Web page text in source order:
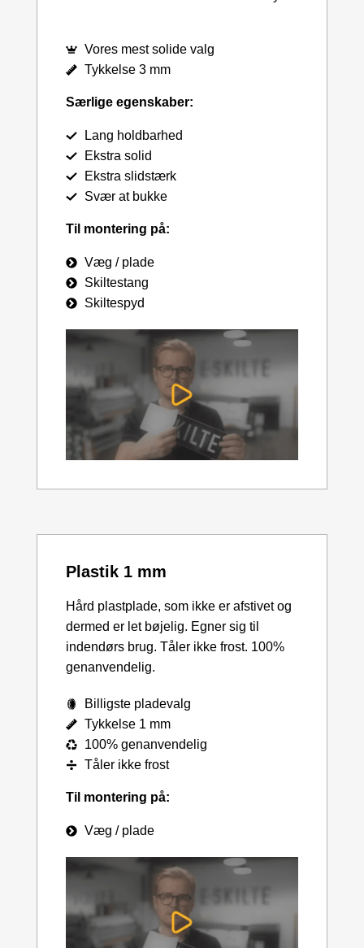
Vores mest solide valg
Tykkelse 3 mm
Særlige egenskaber:
Lang holdbarhed
Ekstra solid
Ekstra slidstærk
Svær at bukke
Til montering på:
Væg / plade
Skiltestang
Skiltespyd
Plastik 1 mm
Hård plastplade, som ikke er afstivet og
dermed er let bøjelig. Egner sig til
indendørs brug. Tåler ikke frost. 100%
genanvendelig.
Billigste pladevalg
Tykkelse 1 mm
100% genanvendelig
Tåler ikke frost
Til montering på:
Væg / plade